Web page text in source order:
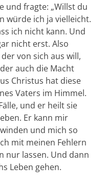
und fragte: „Willst du
würde ich ja vielleicht.
ich nicht kann. Und
nicht erst. Also
von sich aus will,
auch die Macht
Christus hat diese
Vaters im Him­mel.
und er heilt sie
Er kann mir
und mich so
mit meinen Fehlern
nur lassen. Und dann
Leben gehen.